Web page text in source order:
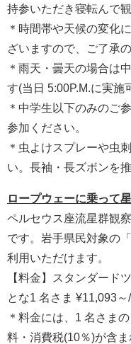
持参いただき寝転んで
＊時間帯や天候の変化
ざいますので、ご了承
＊雨天・曇天の場合は
す(当日 5:00P.M.に実施
＊中学生以下のみのご
参加ください。
＊虫よけスプレーや虫
い。長袖・長ズボンを
ロープウェーに乗って
ペルセウス座流星群観
です。岩手県民対象の
利用いただけます。
【料金】スタンダード
とな1 名さま ¥11,093
＊料金には、1 名さま
料・消費税(10％)が含ま